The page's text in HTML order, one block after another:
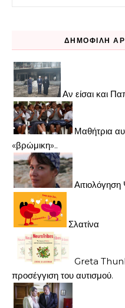
ΔΗΜΟΦΙΛΉ
Αν είσαι και
Μαθήτρια
«βρώμικη»..
Σλατίνα
Greta
προσέγγιση του αυτισμού.